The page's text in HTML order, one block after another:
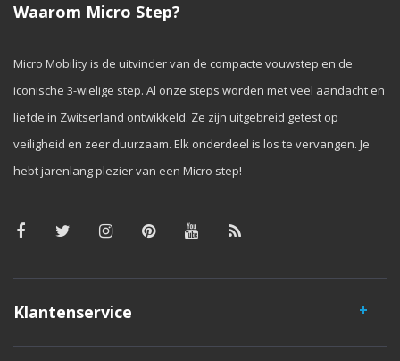
Waarom Micro Step?
Micro Mobility is de uitvinder van de compacte vouwstep en de
iconische 3-wielige step. Al onze steps worden met veel aandacht en
liefde in Zwitserland ontwikkeld. Ze zijn uitgebreid getest op
veiligheid en zeer duurzaam. Elk onderdeel is los te vervangen. Je
hebt jarenlang plezier van een Micro step!
Klantenservice